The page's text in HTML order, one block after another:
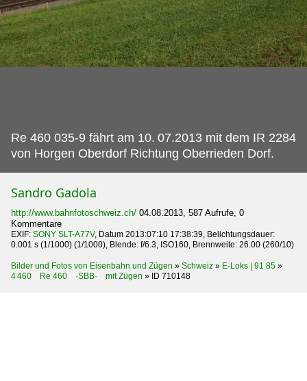
Re 460 035-9 fährt am 10. 07.2013 mit dem IR 2284
von Horgen Oberdorf Richtung Oberrieden Dorf.
Sandro Gadola
http://www.bahnfotoschweiz.ch/ 04.08.2013, 587 Aufrufe, 0
Kommentare
EXIF: SONY SLT-A77V, Datum 2013:07:10 17:38:39, Belichtungsdauer:
0.001 s (1/1000) (1/1000), Blende: f/6.3, ISO160, Brennweite: 26.00 (260/10)
Bilder und Fotos von Eisenbahn und Zügen » Schweiz » E-Loks | 91 85 »
4 460 Re 460 ·SBB· mit Zügen » ID 710148